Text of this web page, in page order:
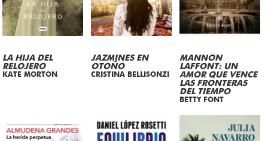
LA HIJA DEL
RELOJERO
KATE MORTON
JAZMINES EN
OTOÑO
CRISTINA BELLISONZI
MANNON
LAFFONT: UN
AMOR QUE VENCE
LAS FRONTERAS
DEL TIEMPO
BETTY FONT